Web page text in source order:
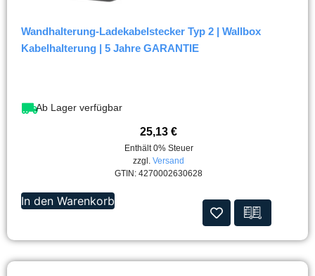
Wandhalterung-Ladekabelstecker Typ 2 | Wallbox
Kabelhalterung | 5 Jahre GARANTIE
Ab Lager verfügbar
25,13 €
Enthält 0% Steuer
zzgl. Versand
GTIN: 4270002630628
In den Warenkorb